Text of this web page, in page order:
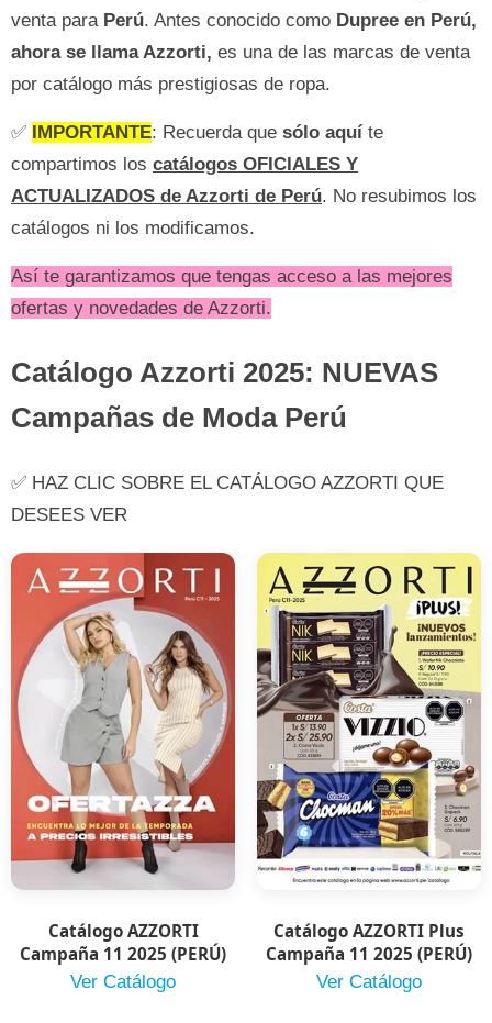
venta para Perú. Antes conocido como Dupree en Perú,
ahora se llama Azzorti, es una de las marcas de venta
por catálogo más prestigiosas de ropa.
✅ IMPORTANTE: Recuerda que sólo aquí te
compartimos los catálogos OFICIALES Y
ACTUALIZADOS de Azzorti de Perú. No resubimos los
catálogos ni los modificamos.
Así te garantizamos que tengas acceso a las mejores
ofertas y novedades de Azzorti.
Catálogo Azzorti 2025: NUEVAS
Campañas de Moda Perú
✅ HAZ CLIC SOBRE EL CATÁLOGO AZZORTI QUE
DESEES VER
Catálogo AZZORTI
Campaña 11 2025 (PERÚ)
Ver Catálogo
Catálogo AZZORTI Plus
Campaña 11 2025 (PERÚ)
Ver Catálogo